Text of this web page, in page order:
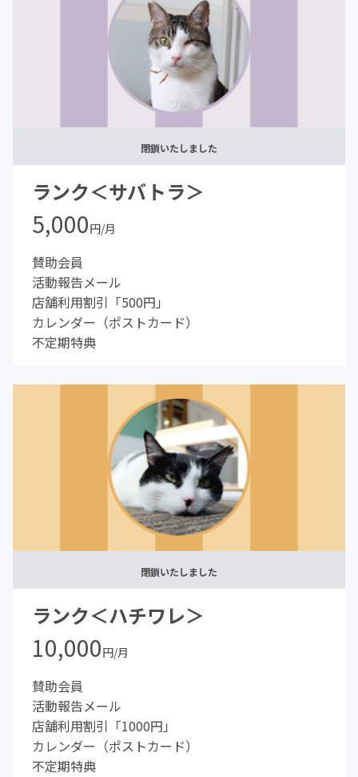
閉鎖いたしました
ランク＜サバトラ＞
5,000円/月
賛助会員
活動報告メール
店舗利用割引「500円」
カレンダー（ポストカード）
不定期特典
閉鎖いたしました
ランク＜ハチワレ＞
10,000円/月
賛助会員
活動報告メール
店舗利用割引「1000円」
カレンダー（ポストカード）
不定期特典